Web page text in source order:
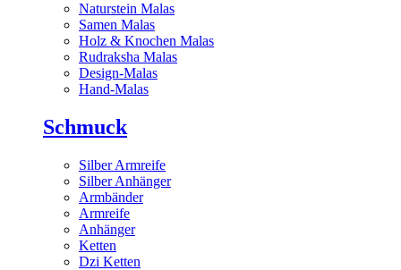
Naturstein Malas
Samen Malas
Holz & Knochen Malas
Rudraksha Malas
Design-Malas
Hand-Malas
Schmuck
Silber Armreife
Silber Anhänger
Armbänder
Armreife
Anhänger
Ketten
Dzi Ketten